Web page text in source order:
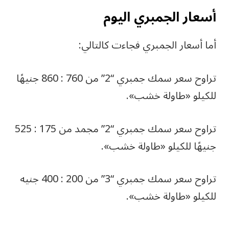
أسعار الجمبري اليوم
أما أسعار الجمبري فجاءت كالتالي:
تراوح سعر سمك جمبري “2” من 760 : 860 جنيهًا
للكيلو «طاولة خشب».
تراوح سعر سمك جمبري “2” مجمد من 175 : 525
جنيهًا للكيلو «طاولة خشب».
تراوح سعر سمك جمبري “3” من 200 : 400 جنيه
للكيلو «طاولة خشب».